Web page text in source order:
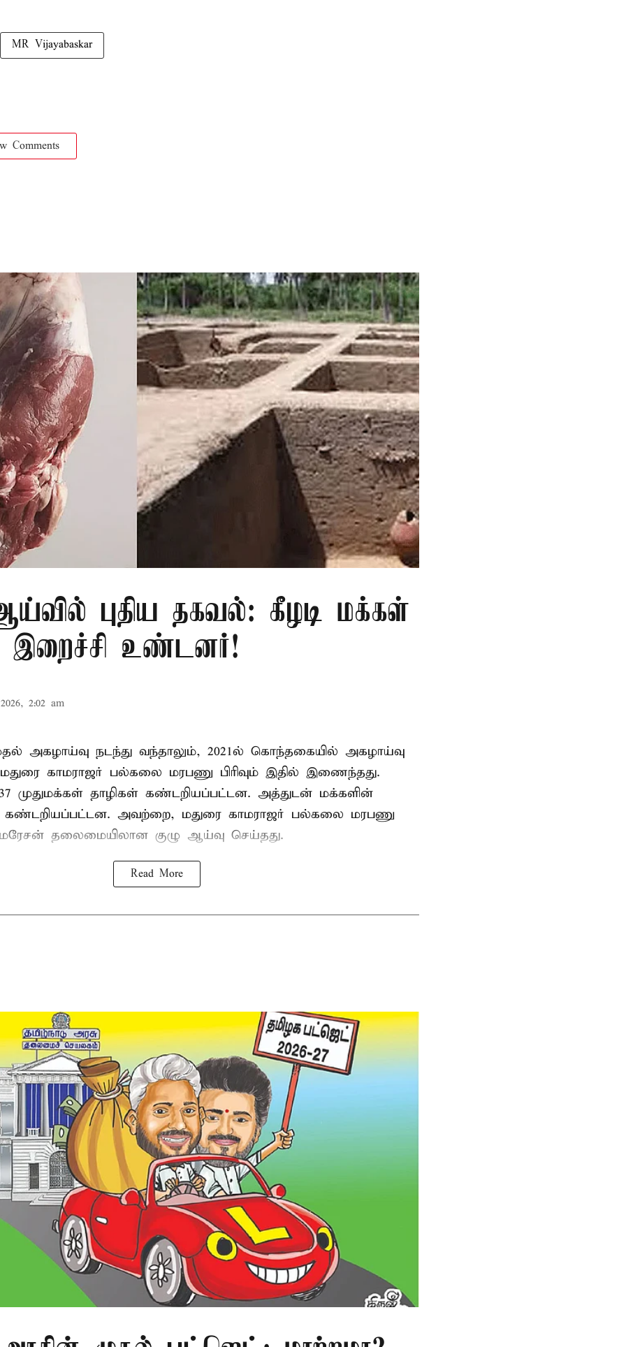
MR Vijayabaskar
Comments
புதிய தகவல்: கீழடி மக்கள்
இறைச்சி உண்டனர்!
2:02 am
அகழாய்வு நடந்து வந்தாலும், 2021ல் கொந்தகையில் அகழாய்வு
காமராஜர் பல்கலை மரபணு பிரிவும் இதில் இணைந்தது.
முதுமக்கள் தாழிகள் கண்டறியப்பட்டன. அத்துடன் மக்களின்
கண்டறியப்பட்டன. அவற்றை, மதுரை காமராஜர் பல்கலை மரபணு
தலைமையிலான குழு ஆய்வு செய்தது.
Read More